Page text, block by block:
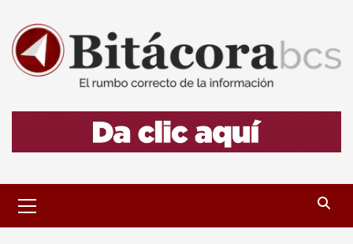
contenido
primario